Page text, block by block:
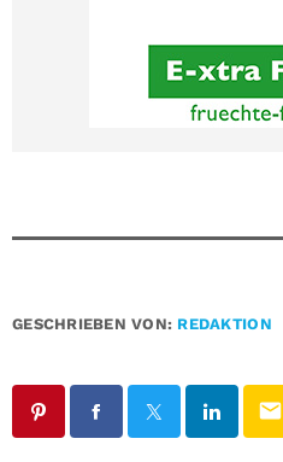
GESCHRIEBEN VON: REDAKTION
email